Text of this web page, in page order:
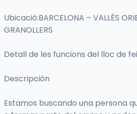
Ubicació:BARCELONA – VALLÈS
GRANOLLERS
Detall de les funcions del lloc de
Descripción
Estamos buscando una persona